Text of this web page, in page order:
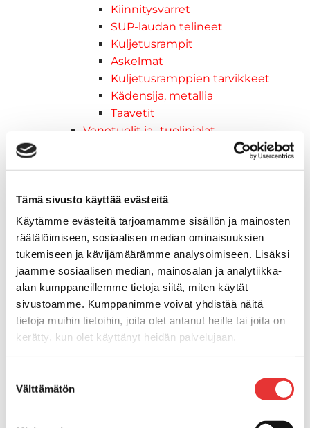
Tämä sivusto käyttää evästeitä
Käytämme evästeitä tarjoamamme sisällön ja mainosten
räätälöimiseen, sosiaalisen median ominaisuuksien
tukemiseen ja kävijämäärämme analysoimiseen. Lisäksi
jaamme sosiaalisen median, mainosalan ja analytiikka-
alan kumppaneillemme tietoja siitä, miten käytät
sivustoamme. Kumppanimme voivat yhdistää näitä
tietoja muihin tietoihin, joita olet antanut heille tai joita on
kerätty, kun olet käyttänyt heidän palvelujaan.
valinta
Välttämätön
Kiinnitysvarret
SUP-laudan telineet
Kuljetusrampit
Askelmat
Kuljetusramppien tarvikkeet
Kädensija, metallia
Taavetit
Venetuolit ja -tuolinjalat
Venetuolit
Veneen kiinnitys
Pollarit
Knaapit
Trailerikoukut
Venerenkaat ja silmukkapultit/-
ruuvit
Vetourat
Kansiruuvikkeet
Jätevesi
Kansiruuvikkeitten varaosat